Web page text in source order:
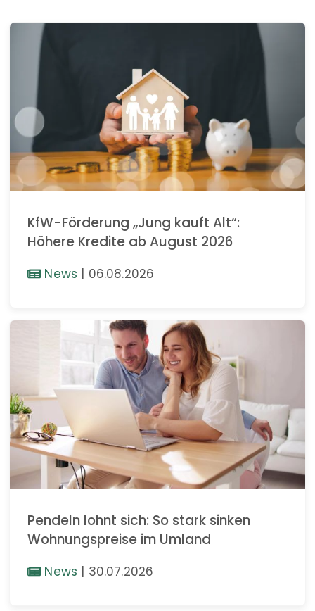
KfW-Förderung „Jung kauft Alt“:
Höhere Kredite ab August 2026
News | 06.08.2026
Pendeln lohnt sich: So stark sinken
Wohnungspreise im Umland
News | 30.07.2026